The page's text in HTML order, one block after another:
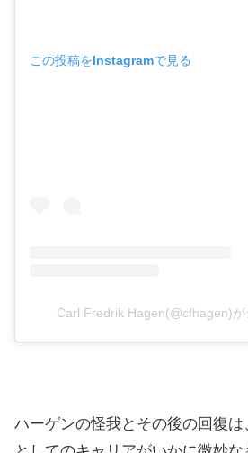
この投稿をInstagramで見る
Carl Fredrik Hagen(@cfhagen)が
ハーゲンの怪我とその後の回復は